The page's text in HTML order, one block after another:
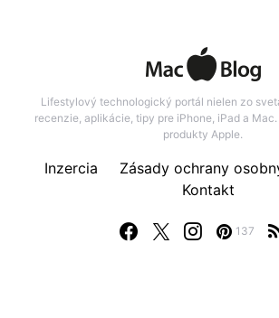
Lifestylový technologický portál nielen zo
recenzie, aplikácie, tipy pre iPhone, iPad a
produkty Apple.
137
Inzercia
Zásady ochrany
Kontakt